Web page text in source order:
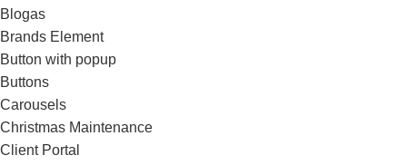
Blogas
Brands Element
Button with popup
Buttons
Carousels
Christmas Maintenance
Client Portal